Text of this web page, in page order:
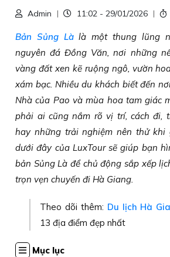
Admin 11:02 - 29/01/2026
Bản Sủng Làlà một thung lũng
nguyên đá Đồng Văn, nơi những
vàng đất xen kẽ ruộng ngô, vườn
xám bạc. Nhiều du khách biết đến
Nhà của Pao và mùa hoa tam giác
phải ai cũng nắm rõ vị trí, cách đi,
hay những trải nghiệm nên thử khi
dưới đây của LuxTour sẽ giúp bạn
bản Sủng Là để chủ động sắp xếp
trọn vẹn chuyến đi Hà Giang.
Theo dõi thêm: Du lịch Hà
13 địa điểm đẹp nhất
Mục lục